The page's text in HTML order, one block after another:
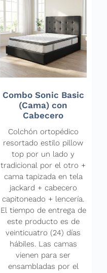
Combo Sonic Basic
(Cama) con
Cabecero
Colchón ortopédico
resortado estilo pillow
top por un lado y
tradicional por el otro +
cama tapizada en tela
jackard + cabecero
capitoneado + lencería.
El tiempo de entrega de
este producto es de
veinticuatro (24) días
hábiles. Las camas
vienen para ser
ensambladas por el